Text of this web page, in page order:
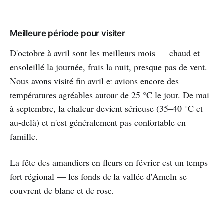
Meilleure période pour visiter
D'octobre à avril sont les meilleurs mois — chaud et
ensoleillé la journée, frais la nuit, presque pas de vent.
Nous avons visité fin avril et avions encore des
températures agréables autour de 25 °C le jour. De mai
à septembre, la chaleur devient sérieuse (35–40 °C et
au-delà) et n'est généralement pas confortable en
famille.
La fête des amandiers en fleurs en février est un temps
fort régional — les fonds de la vallée d'Ameln se
couvrent de blanc et de rose.